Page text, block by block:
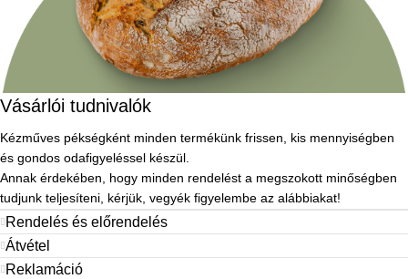
Vásárlói tudnivalók
Kézműves pékségként minden termékünk frissen, kis mennyiségben
és gondos odafigyeléssel készül.
Annak érdekében, hogy minden rendelést a megszokott minőségben
tudjunk teljesíteni, kérjük, vegyék figyelembe az alábbiakat!
Rendelés és előrendelés
Átvétel
Reklamáció